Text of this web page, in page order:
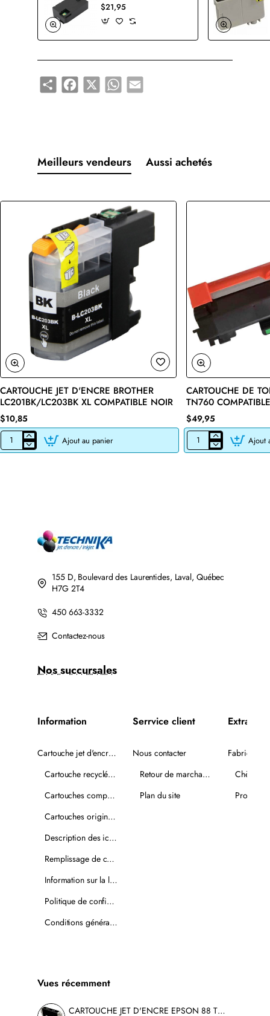
$21,95
Share Facebook
X WhatsApp
Email
Meilleurs vendeurs Aussi achetés
🔥 Bestseller
CARTOUCHE JET D'ENCRE BROTHER
LC201BK/LC203BK XL COMPATIBLE NOIR
$10,85
CARTOUCHE
JET
Ajout au panier
CARTOUCHE DE
TN760
$49,95
CARTOUCHE
DE
Ajout
155 D, Boulevard des Laurentides, Laval, Québec
H7G 2T4
450 663-3332
Contactez-nous
Nos succursales
Information
Cartouche jet d'encre recyclée
Cartouche recyclée PLUS
Cartouches compatibles
Cartouches originales
Description des icônes
Remplissage de cartouches
Information sur la livraison
Politique de confidentialité
Conditions générales de vente
Serrvice client
Nous contacter
Retour de marchandise
Plan du site
Extra
Fabricants
Vues récemment
CARTOUCHE JET D'ENCRE EPSON 88 T088120 COMPATIBLE NOIR